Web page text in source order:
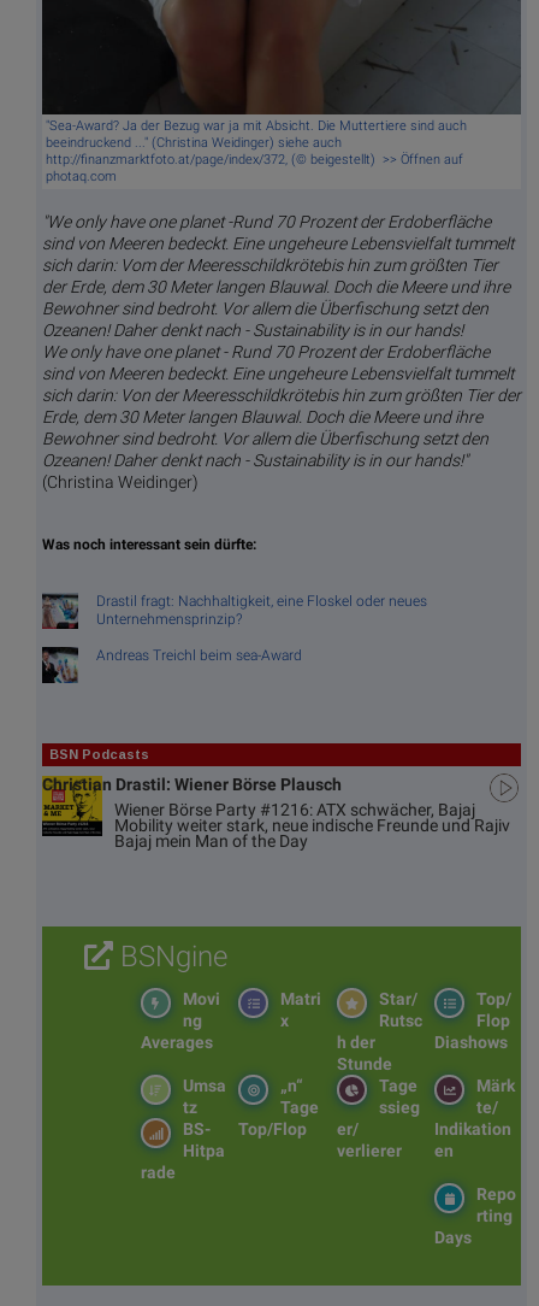
"Sea-Award? Ja der Bezug war ja mit Absicht. Die Muttertiere sind auch
beeindruckend ..." (Christina Weidinger) siehe auch
http://finanzmarktfoto.at/page/index/372, (© beigestellt) >> Öffnen auf
photaq.com
"We only have one planet -Rund 70 Prozent der Erdoberfläche
sind von Meeren bedeckt. Eine ungeheure Lebensvielfalt tummelt
sich darin: Vom der Meeresschildkrötebis hin zum größten Tier
der Erde, dem 30 Meter langen Blauwal. Doch die Meere und ihre
Bewohner sind bedroht. Vor allem die Überfischung setzt den
Ozeanen! Daher denkt nach - Sustainability is in our hands!
We only have one planet - Rund 70 Prozent der Erdoberfläche
sind von Meeren bedeckt. Eine ungeheure Lebensvielfalt tummelt
sich darin: Von der Meeresschildkrötebis hin zum größten Tier der
Erde, dem 30 Meter langen Blauwal. Doch die Meere und ihre
Bewohner sind bedroht. Vor allem die Überfischung setzt den
Ozeanen! Daher denkt nach - Sustainability is in our hands!"
(Christina Weidinger)
Was noch interessant sein dürfte:
Drastil fragt: Nachhaltigkeit, eine Floskel oder neues
Unternehmensprinzip?
Andreas Treichl beim sea-Award
BSN Podcasts
Christian Drastil: Wiener Börse Plausch
Wiener Börse Party #1216: ATX schwächer, Bajaj
Mobility weiter stark, neue indische Freunde und Rajiv
Bajaj mein Man of the Day
BSNgine
Top/
Flop
Diashows
Star/
Rutsc
h der
Stunde
Matri
x
Movi
ng
Averages
Märk
te/
Indikation
en
Tage
ssieg
er/
verlierer
„n“
Tage
Top/Flop
Umsa
tz
BS-
Hitpa
rade
Repo
rting
Days